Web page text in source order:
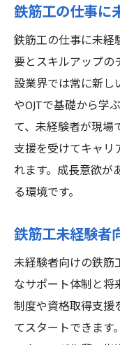
鉄筋工の仕事に
鉄筋工の仕事に未経
要とスキルアップの
設業界では常に新
やOJTで基礎から学
て、未経験者が現
支援を受けてキャリ
れます。成長意欲が
る環境です。
鉄筋工未経験者
未経験者向けの鉄筋
なサポート体制と将
制度や資格取得支援
てスタートできます